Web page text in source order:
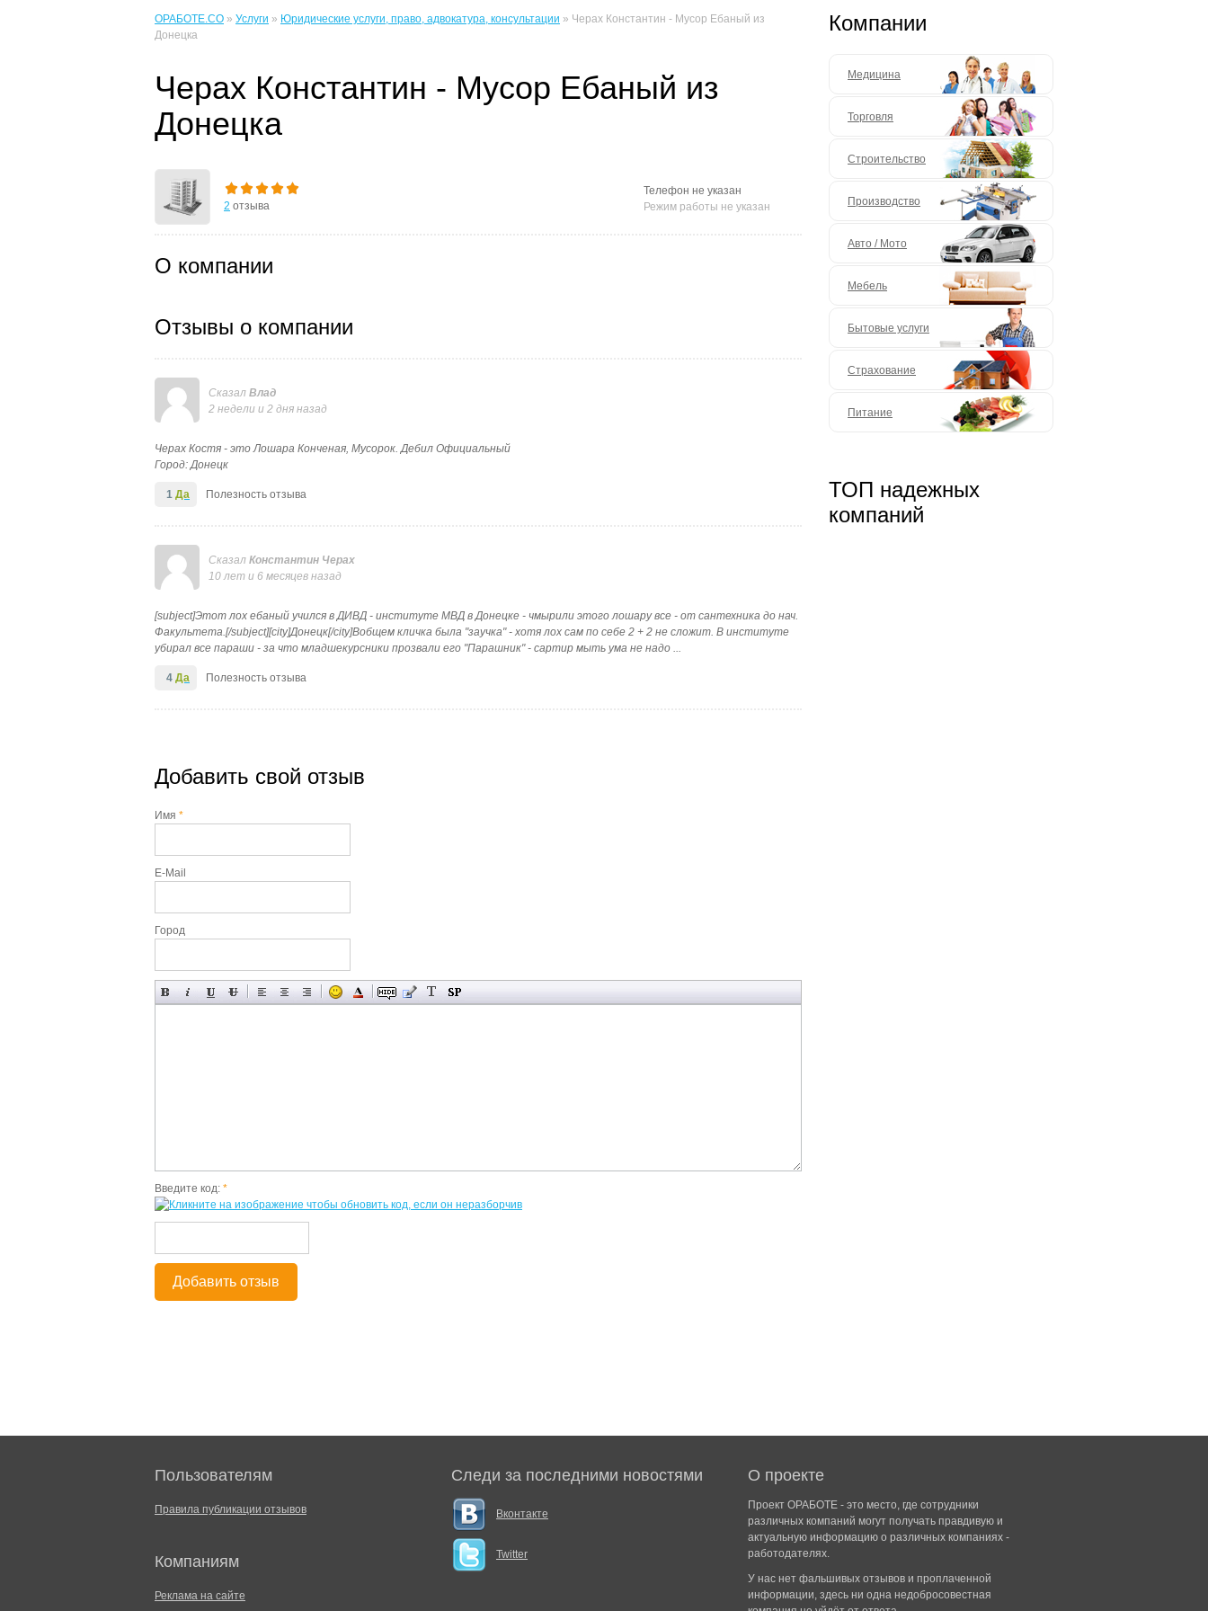
ОРАБОТЕ.CO » Услуги » Юридические услуги, право, адвокатура, консультации » Черах Константин - Мусор Ебаный из
Донецка
Черах Константин - Мусор Ебаный из
Донецка
2 отзыва
Телефон не указан
Режим работы не указан
О компании
Отзывы о компании
Сказал Влад
2 недели и 2 дня назад
Черах Костя - это Лошара Конченая, Мусорок. Дебил Официальный
Город: Донецк
Полезность отзыва
1 Да
Сказал Константин Черах
10 лет и 6 месяцев назад
[subject]Этот лох ебаный учился в ДИВД - институте МВД в Донецке - чмырили этого лошару все - от сантехника до нач.
Факультета.[/subject][city]Донецк[/city]Вобщем кличка была "заучка" - хотя лох сам по себе 2 + 2 не сложит. В институте
убирал все параши - за что младшекурсники прозвали его "Парашник" - сартир мыть ума не надо ...
Полезность отзыва
4 Да
Добавить свой отзыв
Имя *
E-Mail
Город
Введите код: *
Добавить отзыв
Компании
Медицина
Торговля
Строительство
Производство
Авто / Мото
Мебель
Бытовые услуги
Страхование
Питание
ТОП надежных
компаний
Пользователям
Правила публикации отзывов
Компаниям
Реклама на сайте
Следи за последними новостями
Вконтакте
Twitter
О проекте
Проект ОРАБОТЕ - это место, где сотрудники
различных компаний могут получать правдивую и
актуальную информацию о различных компаниях -
работодателях.
У нас нет фальшивых отзывов и проплаченной
информации, здесь ни одна недобросовестная